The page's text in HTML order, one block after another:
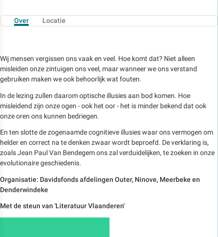
Over Locatie
Wij mensen vergissen ons vaak en veel. Hoe komt dat? Niet alleen
misleiden onze zintuigen ons veel, maar wanneer we ons verstand
gebruiken maken we ook behoorlijk wat fouten.
In de lezing zullen daarom optische illusies aan bod komen. Hoe
misleidend zijn onze ogen - ook het oor - het is minder bekend dat ook
onze oren ons kunnen bedriegen.
En ten slotte de zogenaamde cognitieve illusies waar ons vermogen om
helder en correct na te denken zwaar wordt beproefd. De verklaring is,
zoals Jean Paul Van Bendegem ons zal verduidelijken, te zoeken in onze
evolutionaire geschiedenis.
Organisatie: Davidsfonds afdelingen Outer, Ninove, Meerbeke en
Denderwindeke
Met de steun van 'Literatuur Vlaanderen'